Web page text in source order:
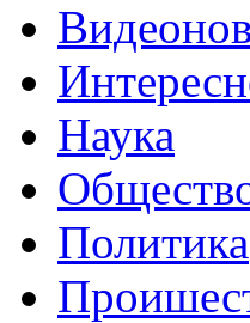
Наука
Политика